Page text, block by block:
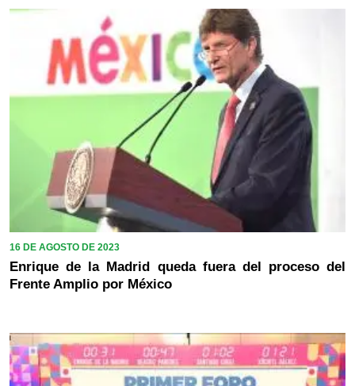
16 DE AGOSTO DE 2023
Enrique de la Madrid queda fuera del proceso del
Frente Amplio por México